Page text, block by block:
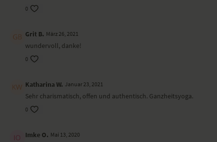
0
Grit B. März 26, 2021
wundervoll, danke!
0
Katharina W. Januar 23, 2021
Sehr charismatisch, offen und authentisch. Ganzheitsyoga.
0
Imke O. Mai 13, 2020